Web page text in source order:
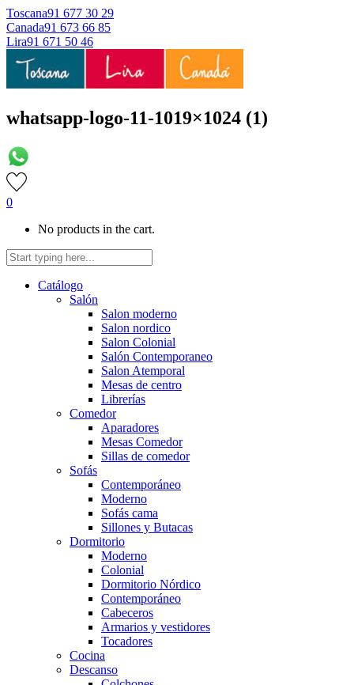
Toscana91 677 30 29
Canada91 673 66 85
Lira91 671 50 46
whatsapp-logo-11-1019×1024 (1)
0
No products in the cart.
Catálogo
Salón
Salon moderno
Salon nordico
Salon Colonial
Salón Contemporaneo
Salon Atemporal
Mesas de centro
Librerías
Comedor
Aparadores
Mesas Comedor
Sillas de comedor
Sofás
Contemporáneo
Moderno
Sofás cama
Sillones y Butacas
Dormitorio
Moderno
Colonial
Dormitorio Nórdico
Contemporáneo
Cabeceros
Armarios y vestidores
Tocadores
Cocina
Descanso